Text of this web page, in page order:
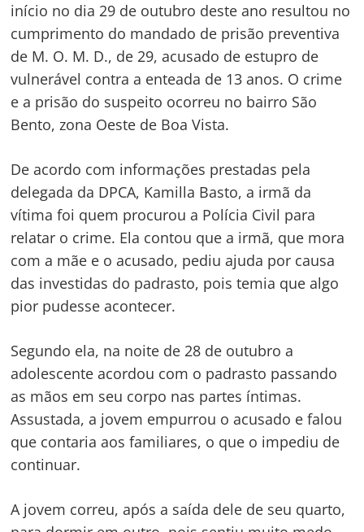
início no dia 29 de outubro deste ano resultou no
cumprimento do mandado de prisão preventiva
de M. O. M. D., de 29, acusado de estupro de
vulnerável contra a enteada de 13 anos. O crime
e a prisão do suspeito ocorreu no bairro São
Bento, zona Oeste de Boa Vista.
De acordo com informações prestadas pela
delegada da DPCA, Kamilla Basto, a irmã da
vítima foi quem procurou a Polícia Civil para
relatar o crime. Ela contou que a irmã, que mora
com a mãe e o acusado, pediu ajuda por causa
das investidas do padrasto, pois temia que algo
pior pudesse acontecer.
Segundo ela, na noite de 28 de outubro a
adolescente acordou com o padrasto passando
as mãos em seu corpo nas partes íntimas.
Assustada, a jovem empurrou o acusado e falou
que contaria aos familiares, o que o impediu de
continuar.
A jovem correu, após a saída dele de seu quarto,